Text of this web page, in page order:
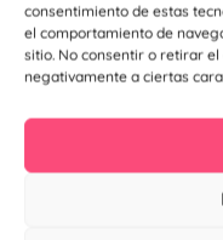
consentimiento de estas
el comportamiento de
sitio. No consentir o retirar
negativamente a ciertas
Etiquetas y pegatinas
Pegatina para botellas
agua botanic
carrito